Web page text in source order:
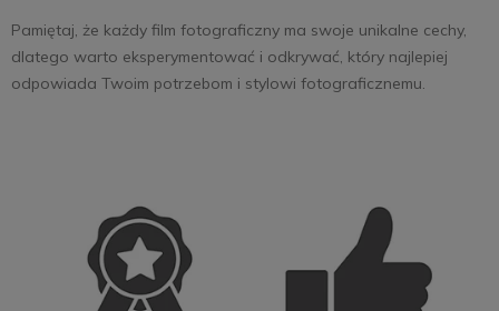
Pamiętaj, że każdy film fotograficzny ma swoje unikalne cechy,
dlatego warto eksperymentować i odkrywać, który najlepiej
odpowiada Twoim potrzebom i stylowi fotograficznemu.